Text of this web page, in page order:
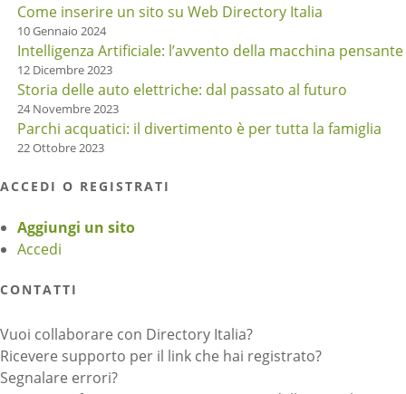
Come inserire un sito su Web Directory Italia
10 Gennaio 2024
Intelligenza Artificiale: l’avvento della macchina pensante
12 Dicembre 2023
Storia delle auto elettriche: dal passato al futuro
24 Novembre 2023
Parchi acquatici: il divertimento è per tutta la famiglia
22 Ottobre 2023
ACCEDI O REGISTRATI
Aggiungi un sito
Accedi
CONTATTI
Vuoi collaborare con Directory Italia?
Ricevere supporto per il link che hai registrato?
Segnalare errori?